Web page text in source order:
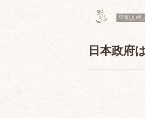
平和人権
日本政府